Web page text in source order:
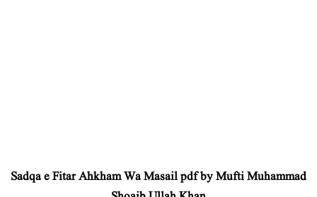
Sadqa e Fitar Ahkham Wa Masail pdf by Mufti Muhammad